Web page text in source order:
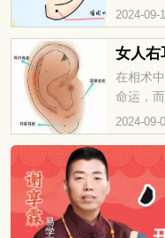
人的痣
自己的
接下来
2024-09-
在相术
命运，
朋友来
下长痣
们就来
2024-09-